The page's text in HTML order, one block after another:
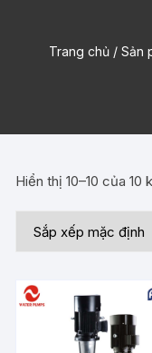
Trang chủ/ Sản
Hiển thị 10–10 của 10